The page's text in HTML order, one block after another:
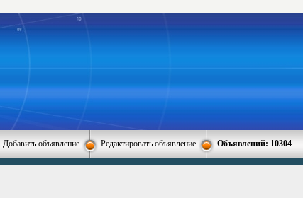
Добавить объявление Редактировать объявление Объявлений: 10304